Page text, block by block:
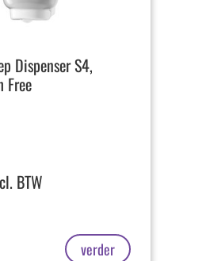
Dispenser S4,
Free
BTW
verder